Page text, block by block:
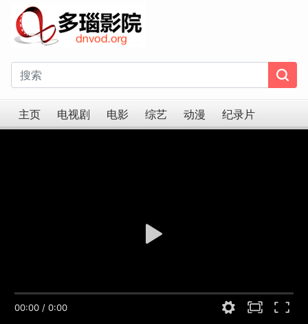
主页 电视剧 电影 综艺 动漫 纪录片
00:00 / 0:00